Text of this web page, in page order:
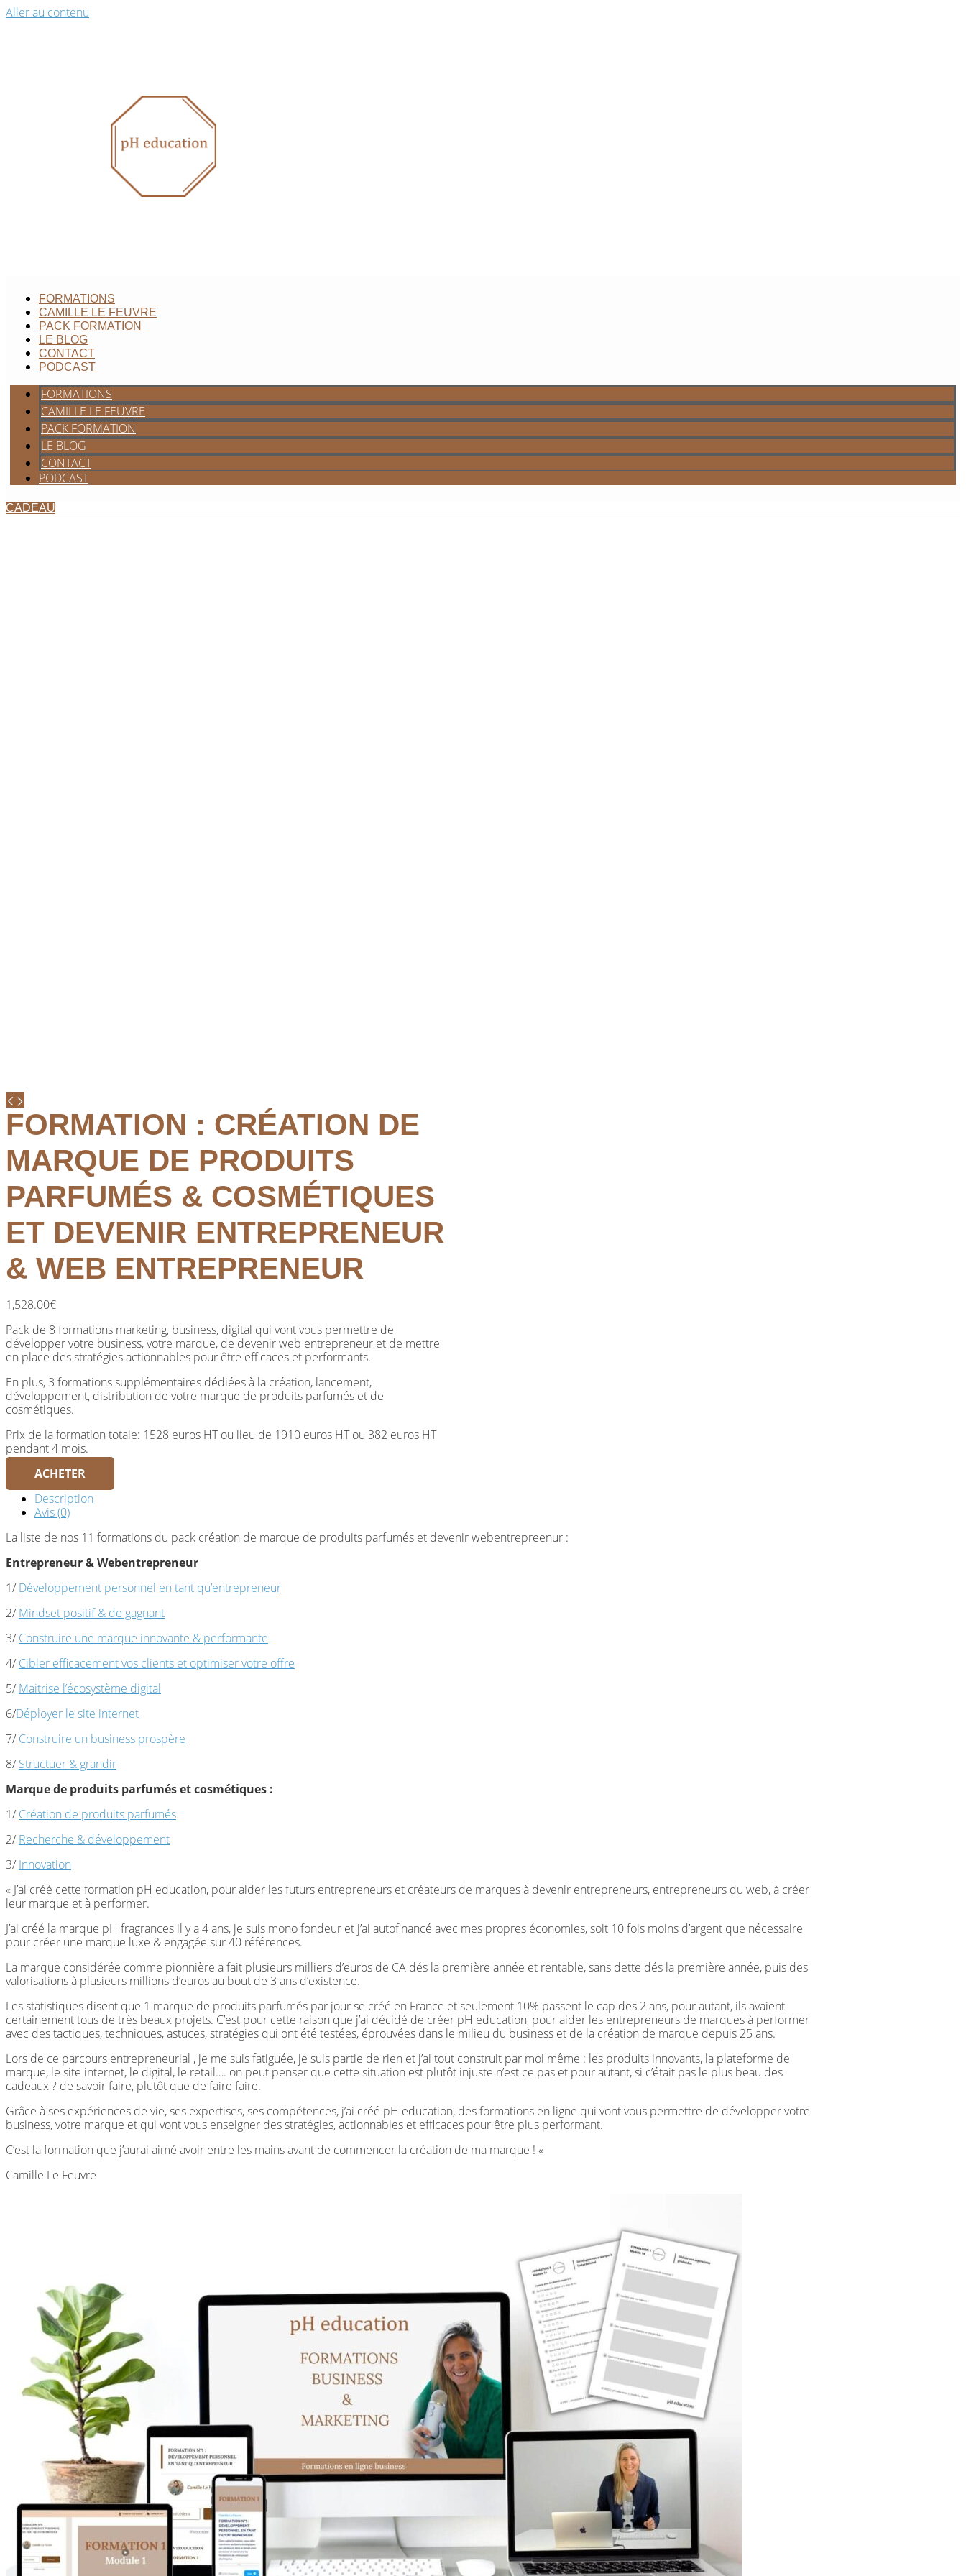
Aller au contenu
FORMATIONS
CAMILLE LE FEUVRE
PACK FORMATION
LE BLOG
CONTACT
PODCAST
FORMATIONS
CAMILLE LE FEUVRE
PACK FORMATION
LE BLOG
CONTACT
PODCAST
CADEAU
FORMATION : CRÉATION DE
MARQUE DE PRODUITS
PARFUMÉS & COSMÉTIQUES
ET DEVENIR ENTREPRENEUR
& WEB ENTREPRENEUR
1,528.00€
Pack de 8 formations marketing, business, digital qui vont vous permettre de
développer votre business, votre marque, de devenir web entrepreneur et de mettre
en place des stratégies actionnables pour être efficaces et performants.
En plus, 3 formations supplémentaires dédiées à la création, lancement,
développement, distribution de votre marque de produits parfumés et de
cosmétiques.
Prix de la formation totale: 1528 euros HT ou lieu de 1910 euros HT ou 382 euros HT
pendant 4 mois.
ACHETER
Description
Avis (0)
La liste de nos 11 formations du pack création de marque de produits parfumés et devenir webentrepreenur :
Entrepreneur & Webentrepreneur
1/ Développement personnel en tant qu’entrepreneur
2/ Mindset positif & de gagnant
3/ Construire une marque innovante & performante
4/ Cibler efficacement vos clients et optimiser votre offre
5/ Maitrise l’écosystème digital
6/Déployer le site internet
7/ Construire un business prospère
8/ Structuer & grandir
Marque de produits parfumés et cosmétiques :
1/ Création de produits parfumés
2/ Recherche & développement
3/ Innovation
« J’ai créé cette formation pH education, pour aider les futurs entrepreneurs et créateurs de marques à devenir entrepreneurs, entrepreneurs du web, à créer
leur marque et à performer.
J’ai créé la marque pH fragrances il y a 4 ans, je suis mono fondeur et j’ai autofinancé avec mes propres économies, soit 10 fois moins d’argent que nécessaire
pour créer une marque luxe & engagée sur 40 références.
La marque considérée comme pionnière a fait plusieurs milliers d’euros de CA dés la première année et rentable, sans dette dés la première année, puis des
valorisations à plusieurs millions d’euros au bout de 3 ans d’existence.
Les statistiques disent que 1 marque de produits parfumés par jour se créé en France et seulement 10% passent le cap des 2 ans, pour autant, ils avaient
certainement tous de très beaux projets. C’est pour cette raison que j’ai décidé de créer pH education, pour aider les entrepreneurs de marques à performer
avec des tactiques, techniques, astuces, stratégies qui ont été testées, éprouvées dans le milieu du business et de la création de marque depuis 25 ans.
Lors de ce parcours entrepreneurial , je me suis fatiguée, je suis partie de rien et j’ai tout construit par moi même : les produits innovants, la plateforme de
marque, le site internet, le digital, le retail…. on peut penser que cette situation est plutôt injuste n’est ce pas et pour autant, si c’était pas le plus beau des
cadeaux ? de savoir faire, plutôt que de faire faire.
Grâce à ses expériences de vie, ses expertises, ses compétences, j’ai créé pH education, des formations en ligne qui vont vous permettre de développer votre
business, votre marque et qui vont vous enseigner des stratégies, actionnables et efficaces pour être plus performant.
C’est la formation que j’aurai aimé avoir entre les mains avant de commencer la création de ma marque ! «
Camille Le Feuvre